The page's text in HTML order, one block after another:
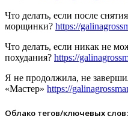
Что делать, если после
морщинки? https://
Что делать, если никак не
похудания? https://
Я не продолжила, не
«Мастер» https://
Облако тегов/ключевых слов: